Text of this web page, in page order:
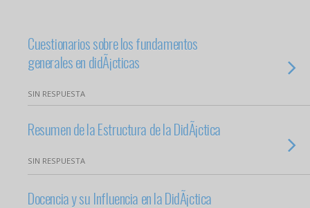
Cuestionarios sobre los fundamentos
generales en didÃ¡cticas
SIN RESPUESTA
Resumen de la Estructura de la DidÃ¡ctica
SIN RESPUESTA
Docencia y su Influencia en la DidÃ¡ctica